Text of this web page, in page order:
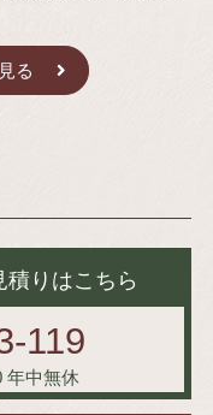
る
りはこちら
119
年中無休